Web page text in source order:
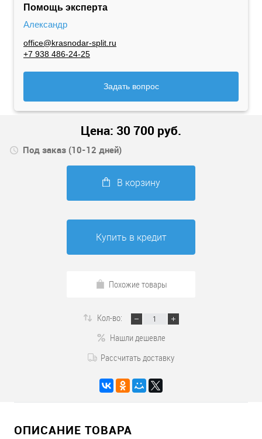
Помощь эксперта
Александр
office@krasnodar-split.ru
+7 938 486-24-25
Задать вопрос
Цена: 30 700 руб.
Под заказ (10-12 дней)
В корзину
Купить в кредит
Похожие товары
Кол-во:
Нашли дешевле
Рассчитать доставку
ОПИСАНИЕ ТОВАРА